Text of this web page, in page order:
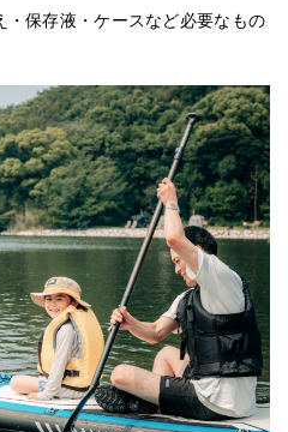
・保存液・ケースなど必要なもの